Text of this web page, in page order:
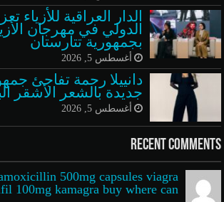
الدار العراقية للأزياء
الدولي في مهرجان
بجمهورية تتارستان
أغسطس 5, 2026
دانييلا رحمة تفاجئ
جديدة بالشعر الأشقر
أغسطس 5, 2026
Recent Comments
500mg capsules viagra
100mg kamagra buy where can...